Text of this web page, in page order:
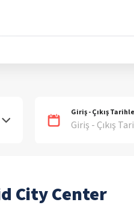
Giriş - Çıkış
Giriş - Çıkış
City Center